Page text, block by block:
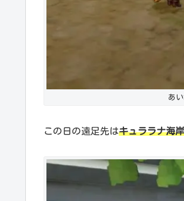
あ
この日の遠足先はキュララナ海岸